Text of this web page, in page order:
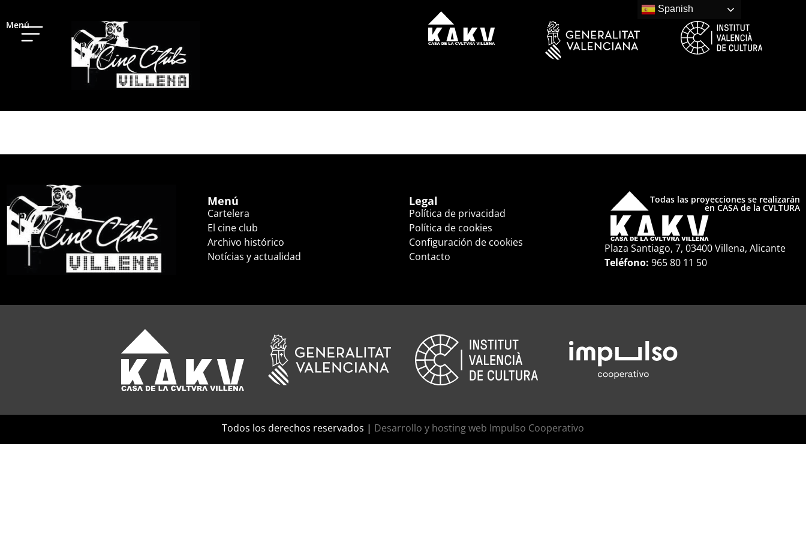
Menú
Menú
Cartelera
El cine club
Archivo histórico
Notícias y actualidad
Legal
Política de privacidad
Política de cookies
Configuración de cookies
Contacto
Todas las proyecciones se realizarán
en CASA de la CVLTURA
Plaza Santiago, 7, 03400 Villena, Alicante
Teléfono: 965 80 11 50
Todos los derechos reservados | Desarrollo y hosting web Impulso Cooperativo
Spanish